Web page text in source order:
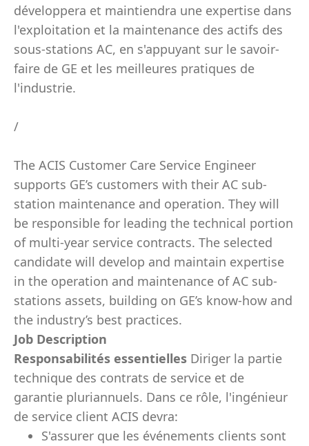
développera et maintiendra une expertise dans
l'exploitation et la maintenance des actifs des
sous-stations AC, en s'appuyant sur le savoir-
faire de GE et les meilleures pratiques de
l'industrie.
/
The ACIS Customer Care Service Engineer
supports GE’s customers with their AC sub-
station maintenance and operation. They will
be responsible for leading the technical portion
of multi-year service contracts. The selected
candidate will develop and maintain expertise
in the operation and maintenance of AC sub-
stations assets, building on GE’s know-how and
the industry’s best practices.
Job Description
Responsabilités essentielles Diriger la partie
technique des contrats de service et de
garantie pluriannuels. Dans ce rôle, l'ingénieur
de service client ACIS devra:
S'assurer que les événements clients sont